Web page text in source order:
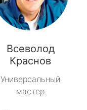
Всеволод
Краснов
Универсальный
мастер